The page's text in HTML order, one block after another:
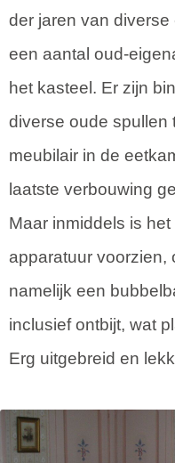
der jaren van
een aantal oud-
het kasteel. Er zijn
diverse oude spullen
meubilair in de
laatste verbouwing
Maar inmiddels is
apparatuur voorzien,
namelijk een
inclusief ontbijt, wat
Erg uitgebreid en